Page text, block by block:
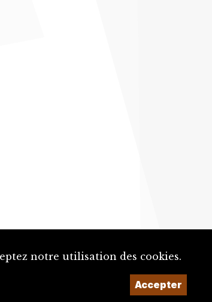
notre utilisation des cookies.
Accepter